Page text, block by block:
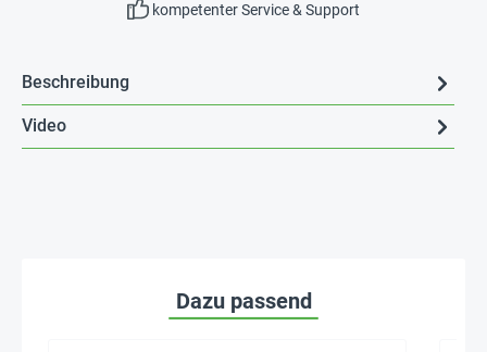
kompetenter Service & Support
Beschreibung
Video
Dazu passend